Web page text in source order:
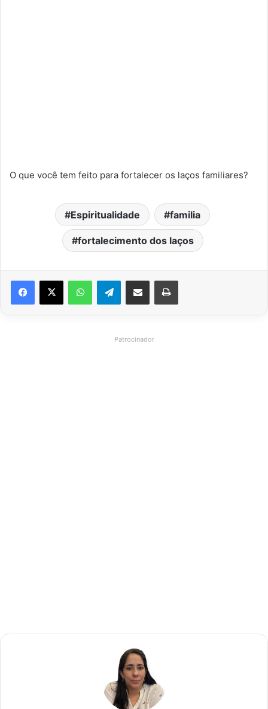
O que você tem feito para fortalecer os laços familiares?
Espiritualidade familia
fortalecimento dos laços
WhatsAppTelegramCompartilhar via e-mail Imprimir
Patrocinador